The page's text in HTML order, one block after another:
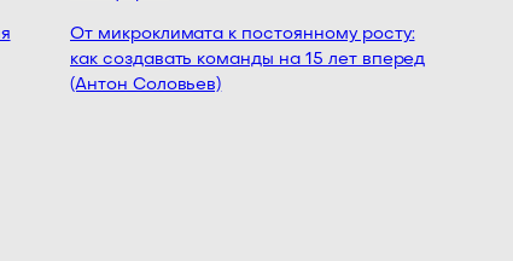
От микроклимата к постоянному росту:
как создавать команды на 15 лет вперед
(Антон Соловьев)